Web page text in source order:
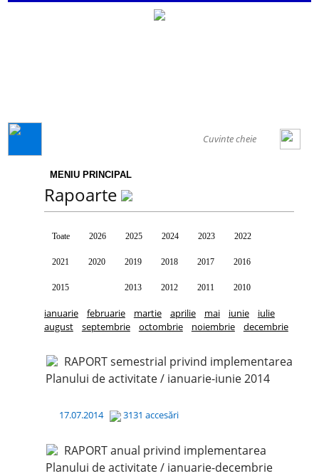
MENIU PRINCIPAL
Rapoarte
Toate 2026 2025 2024 2023 2022
2021 2020 2019 2018 2017 2016
2015 2013 2012 2011 2010
ianuarie februarie martie aprilie mai iunie
iulie
august
septembrie octombrie noiembrie decembrie
RAPORT semestrial privind implementarea
Planului de activitate / ianuarie-iunie 2014
17.07.2014 3131 accesări
RAPORT anual privind implementarea
Planului de activitate / ianuarie-decembrie